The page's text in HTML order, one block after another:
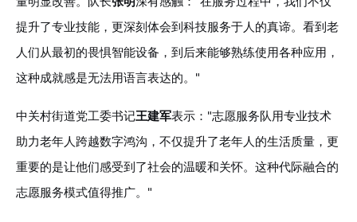
提升了专业技能，更深刻体会到科技服务于人的真谛。看到老
人们从最初的畏惧智能设备，到后来能够熟练使用各种应用，
这种成就感是无法用语言表达的。"
中关村街道党工委书记王建军表示："志愿服务队用专业技术
助力老年人跨越数字鸿沟，不仅提升了老年人的生活质量，更
重要的是让他们感受到了社会的温暖和关怀。这种代际融合的
志愿服务模式值得推广。"